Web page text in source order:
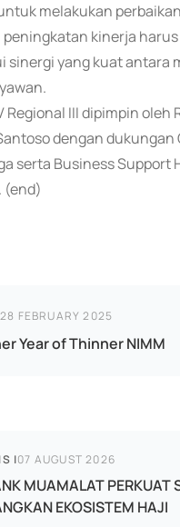
melakukan
peningkatan kinerja
sinergi yang kuat antara
Regional III dipimpin oleh
dengan dukungan
serta Business Support
(end)
28 FEBRUARY 2025
Year of Thinner NIMM
|07 AUGUST 2026
MUAMALAT PERKUAT
EKOSISTEM HAJI